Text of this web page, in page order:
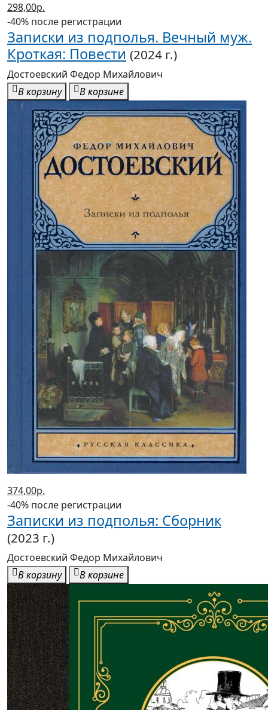
298,00р.
-40% после регистрации
Записки из подполья. Вечный муж.
Кроткая: Повести (2024 г.)
Достоевский Федор Михайлович
В корзину
В корзине
374,00р.
-40% после регистрации
Записки из подполья: Сборник
(2023 г.)
Достоевский Федор Михайлович
В корзину
В корзине